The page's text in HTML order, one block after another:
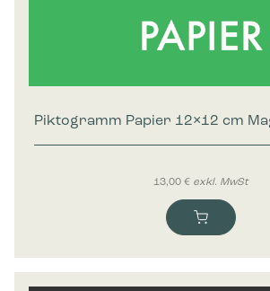
Piktogramm Papier 12×12 cm
13,00 € exkl. MwSt